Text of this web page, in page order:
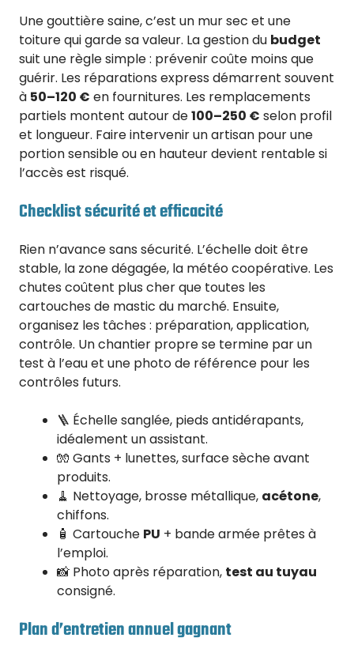
Une gouttière saine, c’est un mur sec et une
toiture qui garde sa valeur. La gestion du budget
suit une règle simple : prévenir coûte moins que
guérir. Les réparations express démarrent souvent
à 50–120 € en fournitures. Les remplacements
partiels montent autour de100–250 € selon profil
et longueur. Faire intervenir un artisan pour une
portion sensible ou en hauteur devient rentable si
l’accès est risqué.
Checklist sécurité et efficacité
Rien n’avance sans sécurité. L’échelle doit être
stable, la zone dégagée, la météo coopérative. Les
chutes coûtent plus cher que toutes les
cartouches de mastic du marché. Ensuite,
organisez les tâches : préparation, application,
contrôle. Un chantier propre se termine par un
test à l’eau et une photo de référence pour les
contrôles futurs.
🪜 Échelle sanglée, pieds antidérapants,
idéalement un assistant.
🧤 Gants + lunettes, surface sèche avant
produits.
🧹 Nettoyage, brosse métallique, acétone,
chiffons.
🧴 Cartouche PU + bande armée prêtes à
l’emploi.
📸 Photo après réparation, test au tuyau
consigné.
Plan d’entretien annuel gagnant